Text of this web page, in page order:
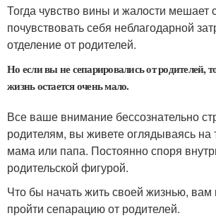
Тогда чувство вины и жалости мешает
почувствовать себя неблагодарной
отделение от родителей.
Но если вы не сепарировались от родителей,
жизнь остается очень мало.
Все ваше внимание бессознательно
родителям, вы живете оглядываясь на
мама или папа. Постоянно споря
родительской фигурой.
Что бы начать жить своей жизнью,
пройти сепарацию от родителей.